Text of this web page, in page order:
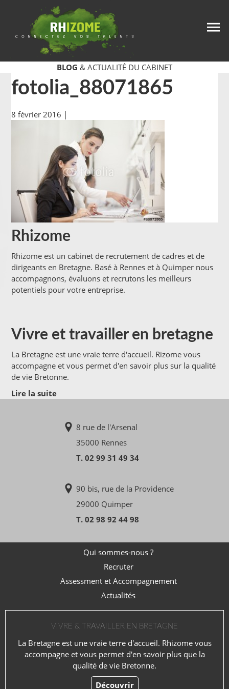
BLOG & ACTUALITÉ DU CABINET
fotolia_88071865
8 février 2016 |
Rhizome
Rhizome est un cabinet de recrutement de cadres et de
dirigeants en Bretagne. Basé à Rennes et à Quimper nous
accompagnons, évaluons et recrutons les meilleurs
potentiels pour votre entreprise.
Vivre et travailler en bretagne
La Bretagne est une vraie terre d'accueil. Rizome vous
accompagne et vous permet d'en savoir plus sur la qualité
de vie Bretonne.
Lire la suite
8 rue de l'Arsenal
35000 Rennes
T. 02 99 31 49 34
90 bis, rue de la Providence
29000 Quimper
T. 02 98 92 44 98
Qui sommes-nous ?
Recruter
Assessment et Accompagnement
Actualités
VIVRE & TRAVAILLER EN BRETAGNE
La Bretagne est une vraie terre d'accueil. Rhizome vous
accompagne et vous permet d'en savoir plus que la
qualité de vie Bretonne.
Découvrir